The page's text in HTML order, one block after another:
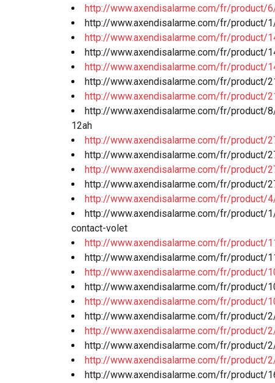
http://www.axendisalarme.com/fr/product/
http://www.axendisalarme.com/fr/product/
http://www.axendisalarme.com/fr/product/
http://www.axendisalarme.com/fr/
http://www.axendisalarme.com/fr/product/
http://www.axendisalarme.com/fr/
http://www.axendisalarme.com/fr/
http://www.axendisalarme.com/fr/product/
12ah
http://www.axendisalarme.com/fr/
http://www.axendisalarme.com/fr/
http://www.axendisalarme.com/fr/
http://www.axendisalarme.com/fr/product/
http://www.axendisalarme.com/fr/product/
http://www.axendisalarme.com/fr/product/
contact-volet
http://www.axendisalarme.com/fr/
http://www.axendisalarme.com/fr/
http://www.axendisalarme.com/fr/product/
http://www.axendisalarme.com/fr/product/
http://www.axendisalarme.com/fr/product/
http://www.axendisalarme.com/fr/product/
http://www.axendisalarme.com/fr/product/
http://www.axendisalarme.com/fr/product/
http://www.axendisalarme.com/fr/product/
http://www.axendisalarme.com/fr/product/